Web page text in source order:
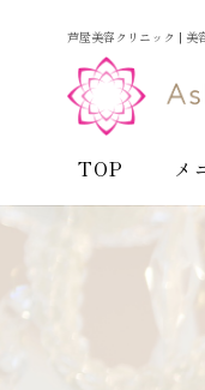
芦屋美容クリニック | 美
TOP メ